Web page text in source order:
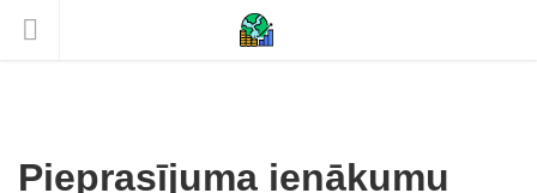
Pieprasījuma ienākumu